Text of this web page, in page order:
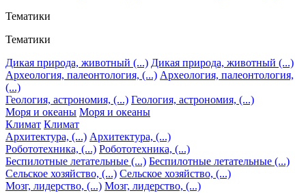
Тематики
Тематики
Дикая природа, животный (...) Дикая природа, животный (...)
Археология, палеонтология, (...) Археология, палеонтология,
(...)
Геология, астрономия, (...) Геология, астрономия, (...)
Моря и океаны Моря и океаны
Климат Климат
Архитектура, (...) Архитектура, (...)
Робототехника, (...) Робототехника, (...)
Беспилотные летательные (...) Беспилотные летательные (...)
Сельское хозяйство, (...) Сельское хозяйство, (...)
Мозг, лидерство, (...) Мозг, лидерство, (...)